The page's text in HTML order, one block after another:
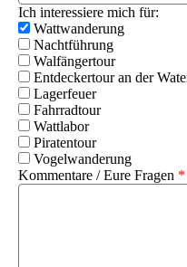
Ich interessiere mich für:
Wattwanderung
Nachtführung
Walfängertour
Entdeckertour an der
Lagerfeuer
Fahrradtour
Wattlabor
Piratentour
Vogelwanderung
Kommentare / Eure Fragen *